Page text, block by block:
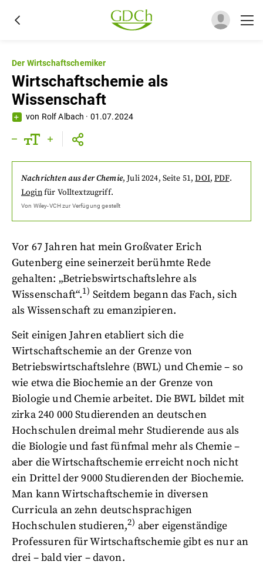
Der Wirtschaftschemiker
Wirtschaftschemie als
Wissenschaft
von Rolf Albach · 01.07.2024
Nachrichten aus der Chemie,Juli 2024, Seite 51,DOI,PDF.
Loginfür Volltextzugriff.
Von Wiley-VCHzur Verfügung gestellt
Vor 67 Jahren hat mein Großvater Erich
Gutenberg eine seinerzeit berühmte Rede
gehalten: „Betriebswirtschaftslehre als
Wissenschaft“.1) Seitdem begann das Fach, sich
als Wissenschaft zu emanzipieren.
Seit einigen Jahren etabliert sich die
Wirtschaftschemie an der Grenze von
Betriebswirtschaftslehre (BWL) und Chemie – so
wie etwa die Biochemie an der Grenze von
Biologie und Chemie arbeitet. Die BWL bildet mit
zirka 240 000 Studierenden an deutschen
Hochschulen dreimal mehr Studierende aus als
die Biologie und fast fünfmal mehr als Chemie –
aber die Wirtschaftschemie erreicht noch nicht
ein Drittel der 9000 Studierenden der Biochemie.
Man kann Wirtschaftschemie in diversen
Curricula an zehn deutschsprachigen
Hochschulen studieren,2) aber eigenständige
Professuren für Wirtschaftschemie gibt es nur an
drei – bald vier – davon.